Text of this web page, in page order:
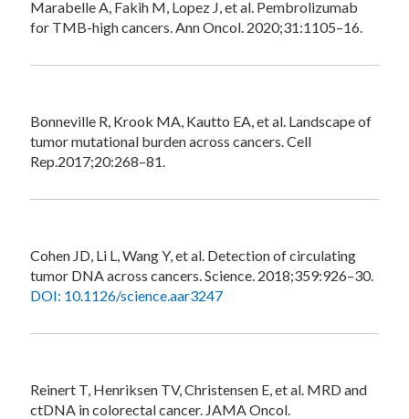
Marabelle A, Fakih M, Lopez J, et al. Pembrolizumab
for TMB-high cancers. Ann Oncol. 2020;31:1105–16.
Bonneville R, Krook MA, Kautto EA, et al. Landscape of
tumor mutational burden across cancers. Cell
Rep.2017;20:268–81.
Cohen JD, Li L, Wang Y, et al. Detection of circulating
tumor DNA across cancers. Science. 2018;359:926–30.
DOI: 10.1126/science.aar3247
Reinert T, Henriksen TV, Christensen E, et al. MRD and
ctDNA in colorectal cancer. JAMA Oncol.